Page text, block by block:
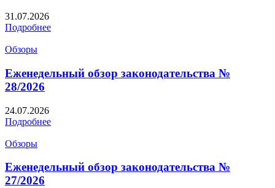
31.07.2026
Подробнее
Обзоры
Еженедельный обзор законодательства №
28/2026
24.07.2026
Подробнее
Обзоры
Еженедельный обзор законодательства №
27/2026